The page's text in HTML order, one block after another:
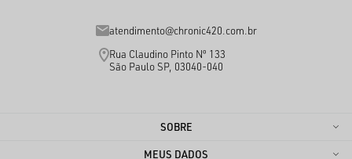
atendimento@chronic420.com.br
Rua Claudino Pinto Nº 133
São Paulo SP, 03040-040
SOBRE
MEUS DADOS